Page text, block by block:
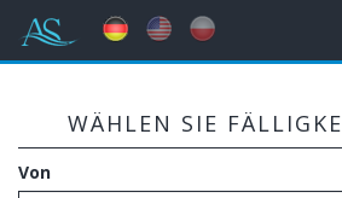
WÄHLEN SIE
Von